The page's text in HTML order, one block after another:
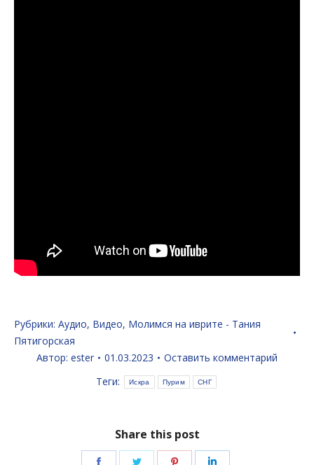
Рубрики: Аудио, Видео, Молимся на иврите - Тания
Пятигорская
Автор: ester 01.03.2023
Оставить комментарий
Теги:
Искра Пурим СНГ
Share this post
ПоделитьсяПоделитьсяПоделиться